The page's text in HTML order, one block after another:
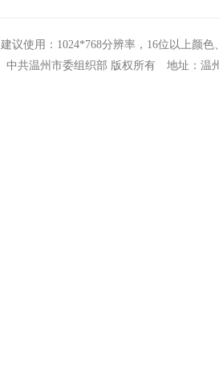
建议使用：1024*768分辨率，16位以上颜
中共温州市委组织部 版权所有 地址：温